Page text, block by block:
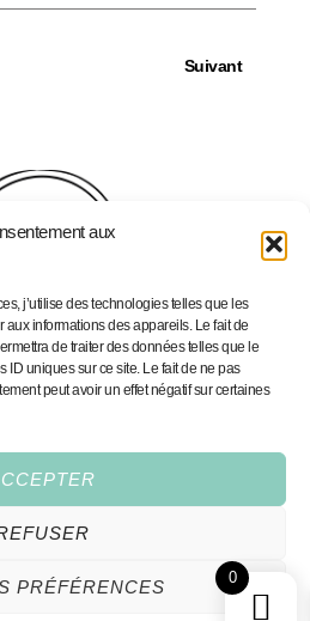
aux
j’utilise des technologies telles que les
informations des appareils. Le fait de
de traiter des données telles que le
ID uniques sur ce site. Le fait de ne pas
peut avoir un effet négatif sur certaines
PRÉFÉRENCES
Suivant
Podcast - Joy Addict
Illustrations personnalisées
Prints Fine Art
Joy Addict — la lettre 💌
0